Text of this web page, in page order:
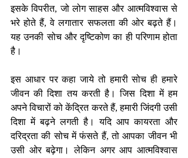
इसके विपरीत, जो लोग साहस और आत्मविश्वास से
भरे होते हैं, वे लगातार सफलता की ओर बढ़ते हैं।
यह उनकी सोच और दृष्टिकोण का ही परिणाम होता
है।
इस आधार पर कहा जाये तो हमारी सोच ही हमारे
जीवन की दिशा तय करती है। जिस दिशा में हम
अपने विचारों को केंद्रित करते हैं, हमारी जिंदगी उसी
दिशा में बढ़ने लगती है। यदि आप कायरता और
दरिद्रता की सोच में फंसते हैं, तो आपका जीवन भी
उसी ओर बढ़ेगा। लेकिन अगर आप आत्मविश्वास